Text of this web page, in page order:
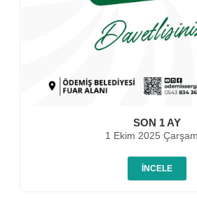
SON 1 AY
1 Ekim 2025 Çarşamba
İNCELE